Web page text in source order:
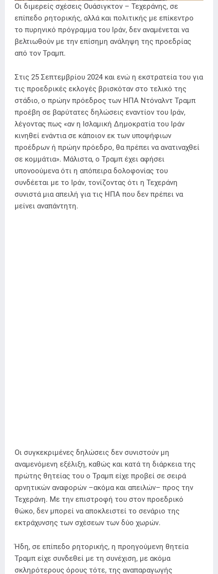
Οι διμερείς σχέσεις Ουάσιγκτον – Τεχεράνης, σε
επίπεδο ρητορικής, αλλά και πολιτικής με επίκεντρο
το πυρηνικό πρόγραμμα του Ιράν, δεν αναμένεται να
βελτιωθούν με την επίσημη ανάληψη της προεδρίας
από τον Τραμπ.
Στις 25 Σεπτεμβρίου 2024 και ενώ η εκστρατεία του για
τις προεδρικές εκλογές βρισκόταν στο τελικό της
στάδιο, ο πρώην πρόεδρος των ΗΠΑ Ντόναλντ Τραμπ
προέβη σε βαρύτατες δηλώσεις εναντίον του Ιράν,
λέγοντας πως «αν η Ισλαμική Δημοκρατία του Ιράν
κινηθεί ενάντια σε κάποιον εκ των υποψήφιων
προέδρων ή πρώην πρόεδρο, θα πρέπει να ανατιναχθεί
σε κομμάτια». Μάλιστα, ο Τραμπ έχει αφήσει
υπονοούμενα ότι η απόπειρα δολοφονίας του
συνδέεται με το Ιράν, τονίζοντας ότι η Τεχεράνη
συνιστά μια απειλή για τις ΗΠΑ που δεν πρέπει να
μείνει αναπάντητη.
Οι συγκεκριμένες δηλώσεις δεν συνιστούν μη
αναμενόμενη εξέλιξη, καθώς και κατά τη διάρκεια της
πρώτης θητείας του ο Τραμπ είχε προβεί σε σειρά
αρνητικών αναφορών –ακόμα και απειλών– προς την
Τεχεράνη. Με την επιστροφή του στον προεδρικό
θώκο, δεν μπορεί να αποκλειστεί το σενάριο της
εκτράχυνσης των σχέσεων των δύο χωρών.
Ήδη, σε επίπεδο ρητορικής, η προηγούμενη θητεία
Τραμπ είχε συνδεθεί με τη συνέχιση, με ακόμα
σκληρότερους όρους τότε, της αναπαραγωγής